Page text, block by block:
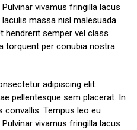
vivamus fringilla lacus
massa nisl malesuada
hendrerit semper vel class
torquent per conubia nostra
adipiscing elit.
pellentesque sem placerat. In
convallis. Tempus leo eu
vivamus fringilla lacus